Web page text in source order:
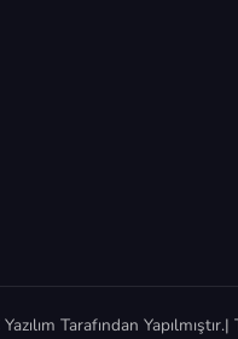
Tarafından